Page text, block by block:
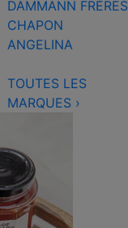
DAMMANN FRÈRES
CHAPON
ANGELINA
TOUTES LES
MARQUES ›